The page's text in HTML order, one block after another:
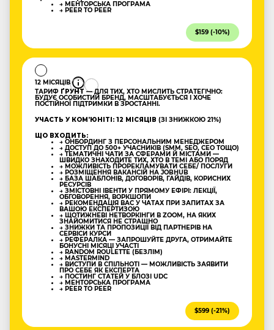
→ МЕНТОРСЬКА ПРОГРАМА
→ PEER TO PEER
$159 (-10%)
12 МІСЯЦІВ
ТАРИФ ҐРУНТ — ДЛЯ ТИХ, ХТО МИСЛИТЬ СТРАТЕГІЧНО:
БУДУЄ ОСОБИСТИЙ БРЕНД, МАСШТАБУЄТЬСЯ І ХОЧЕ
ПОСТІЙНОЇ ПІДТРИМКИ В ЗРОСТАННІ.
УЧАСТЬ У КОМʼЮНІТІ: 12 МІСЯЦІВ (ЗІ ЗНИЖКОЮ 21%)
ЩО ВХОДИТЬ:
→ ОНБОРДИНГ З ПЕРСОНАЛЬНИМ МЕНЕДЖЕРОМ
→ ДОСТУП ДО 500+ УЧАСНИКІВ (SMM, SEO, CEO ТОЩО)
→ ТЕМАТИЧНІ ЧАТИ ЗА СФЕРАМИ Й МІСТАМИ —
ШВИДКО ЗНАХОДИТЕ ТИХ, ХТО В ТЕМІ АБО ПОРЯД
→ МОЖЛИВІСТЬ ПРОРЕКЛАМУВАТИ СЕБЕ/ ПОСЛУГИ
→ РОЗМІЩЕННЯ ВАКАНСІЙ НА JOBHUB
→ БАЗА ШАБЛОНІВ, ДОГОВОРІВ, ГАЙДІВ, КОРИСНИХ
РЕСУРСІВ
→ ЗМІСТОВНІ ІВЕНТИ У ПРЯМОМУ ЕФІРІ: ЛЕКЦІЇ,
ОБГОВОРЕННЯ, ВОРКШОПИ
→ РЕКОМЕНДАЦІЯ ВАС У ЧАТАХ ПРИ ЗАПИТАХ ЗА
ВАШОЮ ЕКСПЕРТИЗОЮ
→ ЩОТИЖНЕВІ НЕТВОРКІНГИ В ZOOM, НА ЯКИХ
ЗНАЙОМИТИСЯ НЕ СТРАШНО
→ ЗНИЖКИ ТА ПРОПОЗИЦІЇ ВІД ПАРТНЕРІВ НА
СЕРВІСИ КУРСИ
→ РЕФЕРАЛКА — ЗАПРОШУЙТЕ ДРУГА, ОТРИМАЙТЕ
БОНУСНІ МІСЯЦІ УЧАСТІ
→ RANDOM ROULETTE (БЕЗЛІМ)
→ MASTERMIND
→ ВИСТУПИ В СПІЛЬНОТІ — МОЖЛИВІСТЬ ЗАЯВИТИ
ПРО СЕБЕ ЯК ЕКСПЕРТА
→ ПОСТИНГ СТАТЕЙ У БЛОЗІ UDC
→ МЕНТОРСЬКА ПРОГРАМА
→ PEER TO PEER
$599 (-21%)